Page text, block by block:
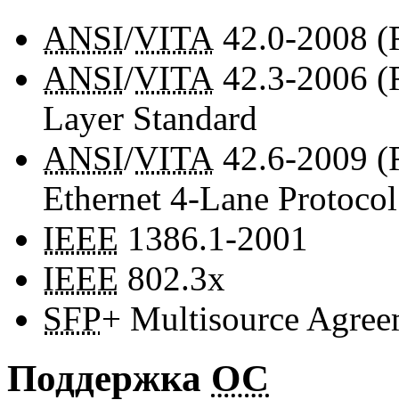
ANSI/VITA 42.0-2008
ANSI/VITA 42.3-2006
Layer Standard
ANSI/VITA 42.6-2009
Ethernet 4-Lane
IEEE 1386.1-2001
IEEE 802.3x
SFP+ Multisource
Поддержка ОС